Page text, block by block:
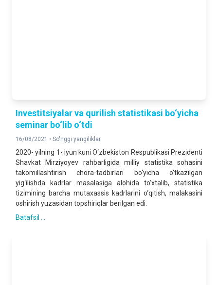
Investitsiyalar va qurilish statistikasi bo‘yicha
seminar bo‘lib o‘tdi
16/08/2021 • So'nggi yangiliklar
2020- yilning 1- iyun kuni O‘zbekiston Respublikasi Prezidenti
Shavkat Mirziyoyev rahbarligida milliy statistika sohasini
takomillashtirish chora-tadbirlari bo‘yicha o‘tkazilgan
yig‘ilishda kadrlar masalasiga alohida to‘xtalib, statistika
tizimining barcha mutaxassis kadrlarini o‘qitish, malakasini
oshirish yuzasidan topshiriqlar berilgan edi.
Batafsil ...